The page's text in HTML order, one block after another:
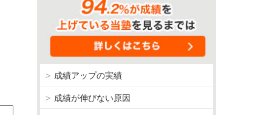
成績アップの実績
成績が伸びない原因